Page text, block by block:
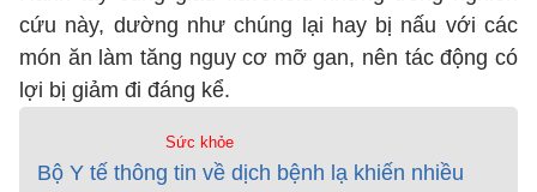
cứu này, dường như chúng lại hay bị nấu với các
món ăn làm tăng nguy cơ mỡ gan, nên tác động có
lợi bị giảm đi đáng kể.
Sức khỏe
Bộ Y tế thông tin về dịch bệnh lạ khiến nhiều